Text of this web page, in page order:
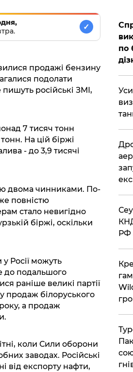
✓
продажі бензину
подолати
російські ЗМІ,
7 тисяч тонн
На цій біржі
- до 3,9 тисячі
двома чинниками. По-
повністю
стало невигідно
біржі, оскільки
у Росії можуть
до подальшого
раніше великі партії
продаж білоруського
а продаж
коли Сили оборони
заводах. Російські
від експорту нафти,
по
РФ